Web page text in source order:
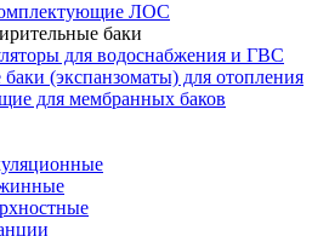
ЛОС
баки
для водоснабжения и ГВС
(экспанзоматы) для отопления
для мембранных баков